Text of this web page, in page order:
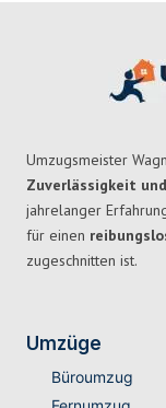
Umzugsmeister
Zuverlässigkeit
jahrelanger
für einen
zugeschnitten ist.
Umzüge
Büroumzug